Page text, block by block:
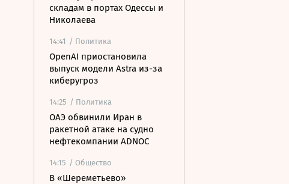
складам в портах Одессы и
Николаева
14:41 / Политика
OpenAI приостановила
выпуск модели Astra из-за
киберугроз
14:25 / Политика
ОАЭ обвинили Иран в
ракетной атаке на судно
нефтекомпании ADNOC
14:15 / Общество
В «Шереметьево»